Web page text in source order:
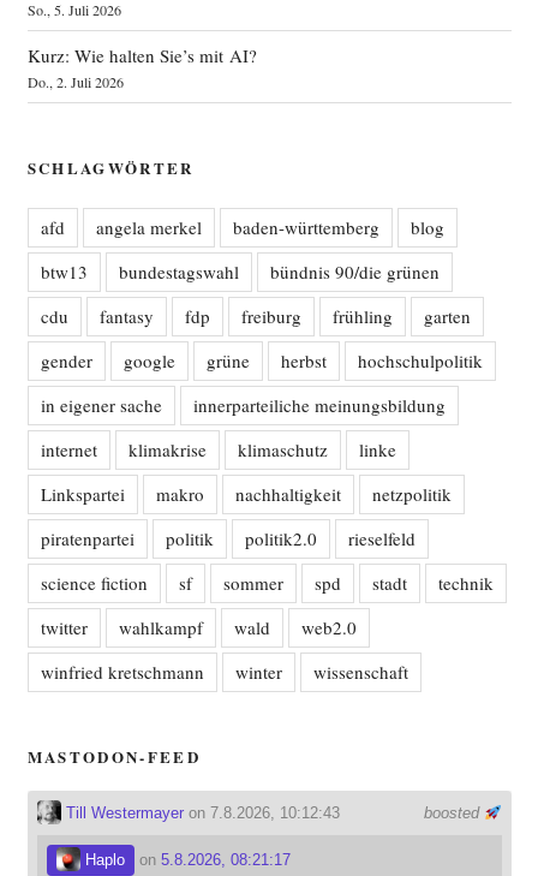
So., 5. Juli 2026
Kurz: Wie halten Sie’s mit AI?
Do., 2. Juli 2026
SCHLAGWÖRTER
afd angela merkel baden-württemberg
blog
btw13
bundestagswahl
bündnis 90/die grünen
cdu
fantasy fdp freiburg frühling
garten
gender
google grüne herbst
hochschulpolitik
in eigener sache
innerparteiliche meinungsbildung
internet
klimakrise klimaschutz
linke
Linkspartei
makro nachhaltigkeit
netzpolitik
piratenpartei
politik politik2.0
rieselfeld
science fiction
sf sommer spd stadt
technik
twitter
wahlkampf wald
web2.0
winfried kretschmann
winter wissenschaft
MASTODON-FEED
boosted
Till Westermayeron 7.8.2026, 10:12:43
Haplo on 5.8.2026, 08:21:17